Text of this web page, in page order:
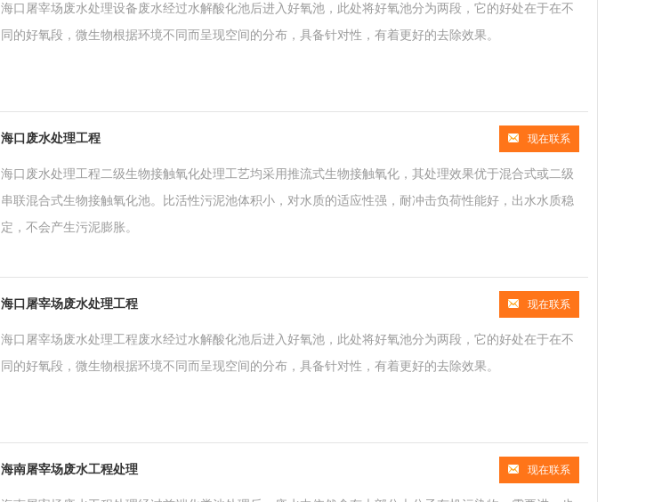
海口屠宰场废水处理设备废水经过水解酸化池后进入好氧池，此处将好氧池分为两段，它的好处在于在不
同的好氧段，微生物根据环境不同而呈现空间的分布，具备针对性，有着更好的去除效果。
现在联系
海口废水处理工程
海口废水处理工程二级生物接触氧化处理工艺均采用推流式生物接触氧化，其处理效果优于混合式或二级
串联混合式生物接触氧化池。比活性污泥池体积小，对水质的适应性强，耐冲击负荷性能好，出水水质稳
定，不会产生污泥膨胀。
现在联系
海口屠宰场废水处理工程
海口屠宰场废水处理工程废水经过水解酸化池后进入好氧池，此处将好氧池分为两段，它的好处在于在不
同的好氧段，微生物根据环境不同而呈现空间的分布，具备针对性，有着更好的去除效果。
现在联系
海南屠宰场废水工程处理